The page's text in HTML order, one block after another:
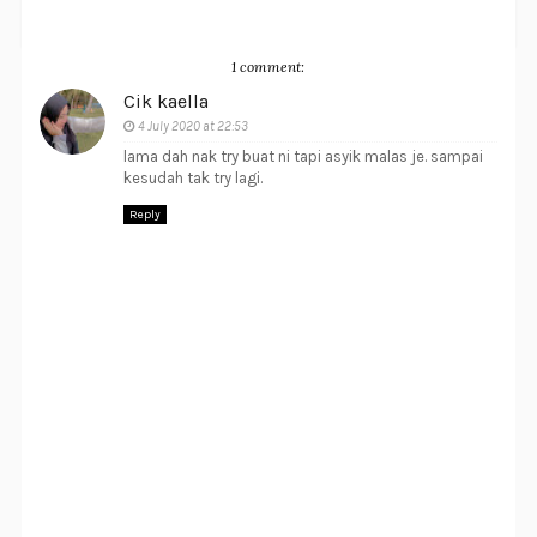
1 comment:
Cik kaella
4 July 2020 at 22:53
lama dah nak try buat ni tapi asyik malas je. sampai
kesudah tak try lagi.
Reply